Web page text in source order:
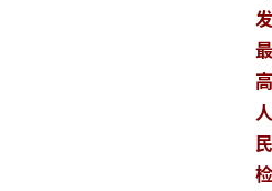
发
最
高
人
民
检